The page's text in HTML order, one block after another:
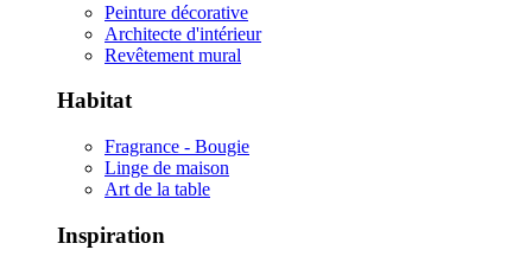
Peinture décorative
Architecte d'intérieur
Revêtement mural
Habitat
Fragrance - Bougie
Linge de maison
Art de la table
Inspiration